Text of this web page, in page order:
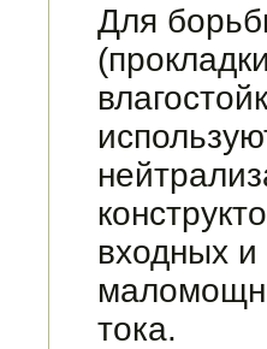
Для
входных
тока.